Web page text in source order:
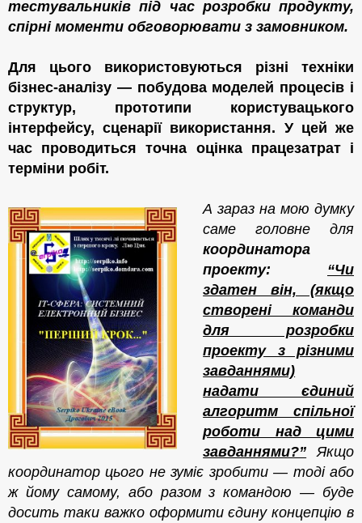
тестувальників під час розробки продукту,
спірні моменти обговорювати з замовником.
Для цього використовуються різні техніки
бізнес-аналізу — побудова моделей процесів і
структур, прототипи користувацького
інтерфейсу, сценарії використання. У цей же
час проводиться точна оцінка працезатрат і
терміни робіт.
А зараз на мою думку
саме головне для
координатора
проекту:
“Чи
здатен він, (якщо
створені команди
для розробки
проекту з різними
завданнями)
надати єдиний
алгоритм спільної
роботи над цими
завданнями?”
Якщо
координатор цього не зуміє зробити — тоді або
ж йомусамому, або разомз командою — буде
досить таки важко оформити єдину концепцію в